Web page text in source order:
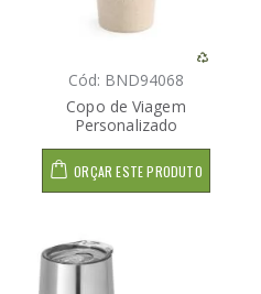
Cód: BND94068
Copo de Viagem
Personalizado
ORÇAR ESTE PRODUTO